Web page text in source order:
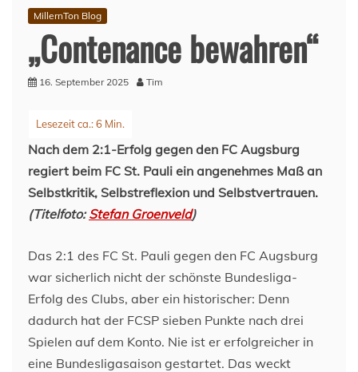
MillernTon Blog
„Contenance bewahren“
16. September 2025 Tim
Nach dem 2:1-Erfolg gegen den FC Augsburg
regiert beim FC St. Pauli ein angenehmes Maß an
Selbstkritik, Selbstreflexion und Selbstvertrauen.
(Titelfoto:Stefan Groenveld)
Das 2:1 des FC St. Pauli gegen den FC Augsburg
war sicherlich nicht der schönste Bundesliga-
Erfolg des Clubs, aber ein historischer: Denn
dadurch hat der FCSP sieben Punkte nach drei
Spielen auf dem Konto. Nie ist er erfolgreicher in
eine Bundesligasaison gestartet. Das weckt